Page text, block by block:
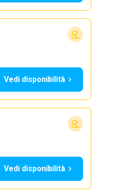
Vedi disponibilità
Vedi disponibilità